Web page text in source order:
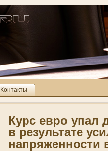
Контакты
Курс евро упал
в результате
напряженности